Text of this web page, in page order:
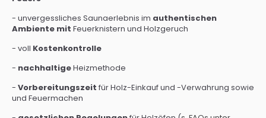
- unvergessliches Saunaerlebnis im authentischen
Ambiente mit Feuerknistern und Holzgeruch
- voll Kostenkontrolle
- nachhaltigeHeizmethode
- Vorbereitungszeit für Holz-Einkauf und -Verwahrung sowie
und Feuermachen